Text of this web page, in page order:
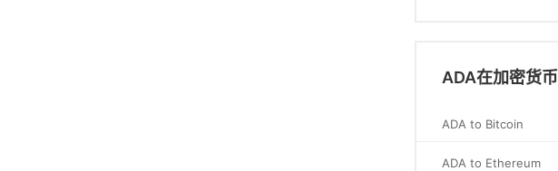
ADA在加密货币
ADA to Bitcoin
ADA to Ethereum